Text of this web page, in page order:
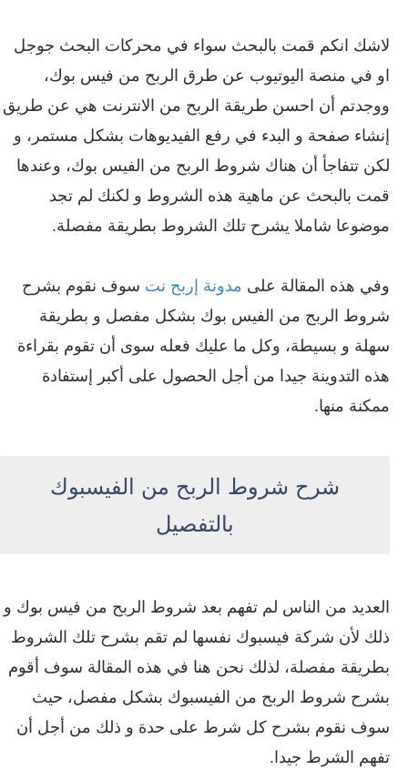
لاشك انكم قمت بالبحث سواء في محركات البحث جوجل
او في منصة اليوتيوب عن طرق الربح من فيس بوك،
ووجدتم أن احسن طريقة الربح من الانترنت هي عن طريق
إنشاء صفحة و البدء في رفع الفيديوهات بشكل مستمر، و
لكن تتفاجأ أن هناك شروط الربح من الفيس بوك، وعندها
قمت بالبحث عن ماهية هذه الشروط و لكنك لم تجد
موضوعا شاملا يشرح تلك الشروط بطريقة مفصلة.
وفي هذه المقالة على مدونة إربح نت سوف نقوم بشرح
شروط الربح من الفيس بوك بشكل مفصل و بطريقة
سهلة و بسيطة، وكل ما عليك فعله سوى أن تقوم بقراءة
هذه التدوينة جيدا من أجل الحصول على أكبر إستفادة
ممكنة منها.
شرح شروط الربح من الفيسبوك
بالتفصيل
العديد من الناس لم تفهم بعد شروط الربح من فيس بوك و
ذلك لأن شركة فيسبوك نفسها لم تقم بشرح تلك الشروط
بطريقة مفصلة، لذلك نحن هنا في هذه المقالة سوف أقوم
بشرح شروط الربح من الفيسبوك بشكل مفصل، حيث
سوف نقوم بشرح كل شرط على حدة و ذلك من أجل أن
تفهم الشرط جيدا.